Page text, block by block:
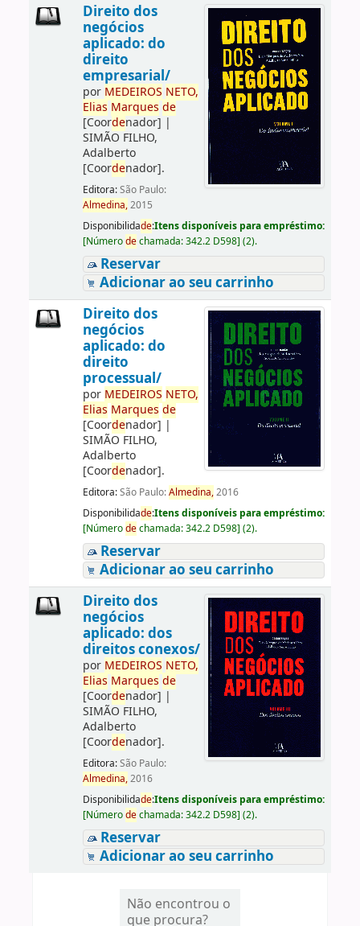
Direito dos
negócios
aplicado: do
direito
empresarial/
por MEDEIROS NETO,
Elias Marques de
[Coordenador] |
SIMÃO FILHO,
Adalberto
[Coordenador].
Editora:São Paulo:
Almedina,2015
Disponibilidade:Itens disponíveis para empréstimo:
[Númerodechamada:342.2 D598] (2).
Reservar
Adicionar ao seu carrinho
Direito dos
negócios
aplicado: do
direito
processual/
por MEDEIROS NETO,
Elias Marques de
[Coordenador] |
SIMÃO FILHO,
Adalberto
[Coordenador].
Editora:São Paulo:Almedina,2016
Disponibilidade:Itens disponíveis para empréstimo:
[Númerodechamada:342.2 D598] (2).
Reservar
Adicionar ao seu carrinho
Direito dos
negócios
aplicado: dos
direitos conexos/
por MEDEIROS NETO,
Elias Marques de
[Coordenador] |
SIMÃO FILHO,
Adalberto
[Coordenador].
Editora:São Paulo:
Almedina,2016
Disponibilidade:Itens disponíveis para empréstimo:
[Númerodechamada:342.2 D598] (2).
Reservar
Adicionar ao seu carrinho
Não encontrou o
que procura?